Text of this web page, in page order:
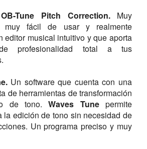
Tune Pitch Correction.Muy
muy fácil de usar y realmente
editor musical intuitivo y que aporta
profesionalidad total a tus
Un software que cuenta con una
de herramientas de transformación
de tono.Waves Tunepermite
la edición de tono sin necesidad de
Un programa preciso y muy